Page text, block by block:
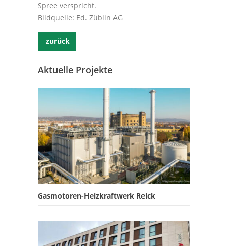
Spree verspricht.
Bildquelle: Ed. Züblin AG
zurück
Aktuelle Projekte
Gasmotoren-Heizkraftwerk Reick